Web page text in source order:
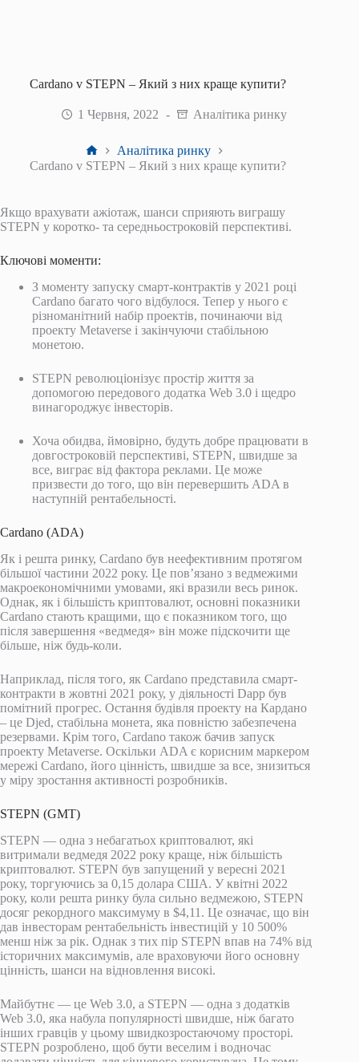
Cardano v STEPN – Який з них краще купити?
1 Червня, 2022 Аналітика ринку
Головна
Аналітика ринку
Cardano v STEPN – Який з них краще купити?
Якщо врахувати ажіотаж, шанси сприяють виграшу
STEPN у коротко- та середньостроковій перспективі.
Ключові моменти:
З моменту запуску смарт-контрактів у 2021 році
Cardano багато чого відбулося. Тепер у нього є
різноманітний набір проектів, починаючи від
проекту Metaverse і закінчуючи стабільною
монетою.
STEPN революціонізує простір життя за
допомогою передового додатка Web 3.0 і щедро
винагороджує інвесторів.
Хоча обидва, ймовірно, будуть добре працювати в
довгостроковій перспективі, STEPN, швидше за
все, виграє від фактора реклами. Це може
призвести до того, що він перевершить ADA в
наступній рентабельності.
Cardano (ADA)
Як і решта ринку, Cardano був неефективним протягом
більшої частини 2022 року. Це пов’язано з ведмежими
макроекономічними умовами, які вразили весь ринок.
Однак, як і більшість криптовалют, основні показники
Cardano стають кращими, що є показником того, що
після завершення «ведмедя» він може підскочити ще
більше, ніж будь-коли.
Наприклад, після того, як Cardano представила смарт-
контракти в жовтні 2021 року, у діяльності Dapp був
помітний прогрес. Остання будівля проекту на Кардано
– це Djed, стабільна монета, яка повністю забезпечена
резервами. Крім того, Cardano також бачив запуск
проекту Metaverse. Оскільки ADA є корисним маркером
мережі Cardano, його цінність, швидше за все, знизиться
у міру зростання активності розробників.
STEPN (GMT)
STEPN — одна з небагатьох криптовалют, які
витримали ведмедя 2022 року краще, ніж більшість
криптовалют. STEPN був запущений у вересні 2021
року, торгуючись за 0,15 долара США. У квітні 2022
року, коли решта ринку була сильно ведмежою, STEPN
досяг рекордного максимуму в $4,11. Це означає, що він
дав інвесторам рентабельність інвестицій у 10 500%
менш ніж за рік. Однак з тих пір STEPN впав на 74% від
історичних максимумів, але враховуючи його основну
цінність, шанси на відновлення високі.
Майбутнє — це Web 3.0, а STEPN — одна з додатків
Web 3.0, яка набула популярності швидше, ніж багато
інших гравців у цьому швидкозростаючому просторі.
STEPN розроблено, щоб бути веселим і водночас